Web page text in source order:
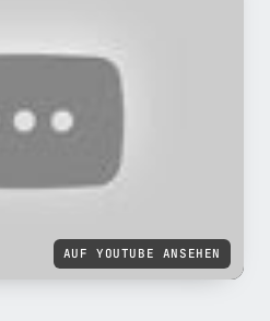
AUF YOUTUBE ANSEHEN